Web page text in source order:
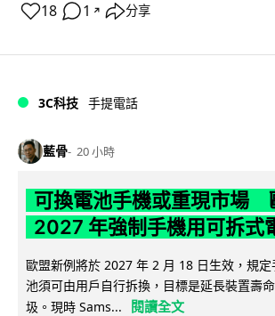
18 1 ↗ 分享
3C科技 手提電話
藍骨 20 小時
可換電池手機或重現市場
2027 年強制手機用可拆式
歐盟新例將於 2027 年 2 月 18 日生效，規
池須可由用戶自行拆換，目標是延長裝置壽
圾。現時 Sams...
閱讀全文